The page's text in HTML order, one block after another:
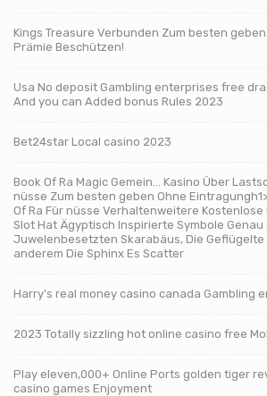
Kings Treasure Verbunden Zum besten
Prämie Beschützen!
Usa No deposit Gambling enterprises free
And you can Added bonus Rules 2023
Bet24star Local casino 2023
Book Of Ra Magic Gemein… Kasino Über
nüsse Zum besten geben Ohne
Of Ra Für nüsse Verhaltenweitere Kostenlose
Slot Hat Ägyptisch Inspirierte Symbole Genau
Juwelenbesetzten Skarabäus, Die Geflügelte
anderem Die Sphinx Es Scatter
Harry’s real money casino canada Gambling
2023 Totally sizzling hot online casino free
Play eleven,000+ Online Ports golden tiger
casino games Enjoyment